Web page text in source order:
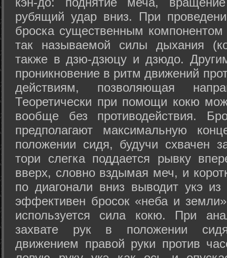
рубящий удар вниз. При
броска существенным компонентом
так называемой силы дыхания
также в дзю-дзюцу и дзюдо.
проникновение в ритм движений
действиям, позволяющая
Теоретически при помощи кокю
вообще без противодействия.
предполагают максимальную
положении сидя, будучи схвачен
тори слегка поддается рывку
вверх, словно вздымая меч, и
по диагонали вниз выводит укэ
эффективен бросок «неба и
используется сила кокю. При
захвате рук в положении
движением правой руки против